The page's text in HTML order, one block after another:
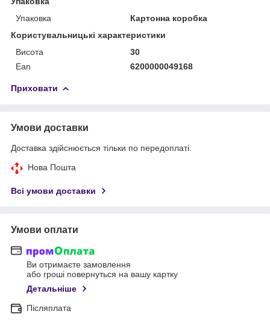
Упаковка
Картонна коробка
Користувальницькі характеристики
Висота
30
Ean
6200000049168
Приховати
Умови доставки
Доставка здійснюється тільки по передоплаті.
Нова Пошта
Всі умови доставки
Умови оплати
Ви отримаєте замовлення
або гроші повернуться на вашу картку
Детальніше
Післяплата